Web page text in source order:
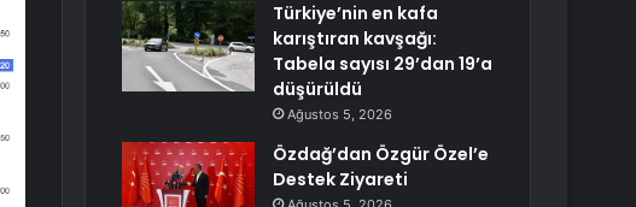
Türkiye’nin en kafa
karıştıran kavşağı:
Tabela sayısı 29’dan 19’a
düşürüldü
Ağustos 5, 2026
Özdağ’dan Özgür Özel’e
Destek Ziyareti